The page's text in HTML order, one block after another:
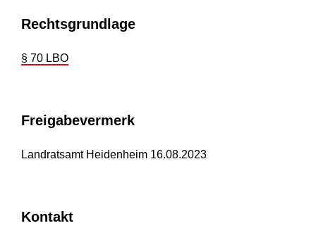
Rechtsgrundlage
§ 70 LBO
Freigabevermerk
Landratsamt Heidenheim 16.08.2023
Kontakt